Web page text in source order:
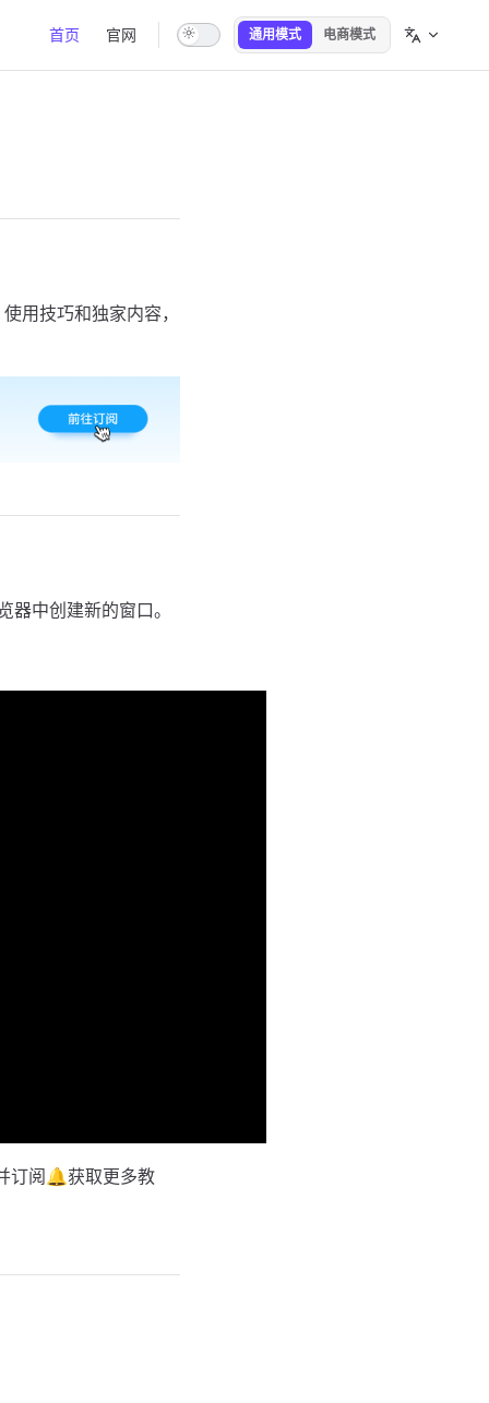
首页 官网 通用模式 电商模式
用技巧和独家内容，
中创建新的窗口。
订阅🔔获取更多教